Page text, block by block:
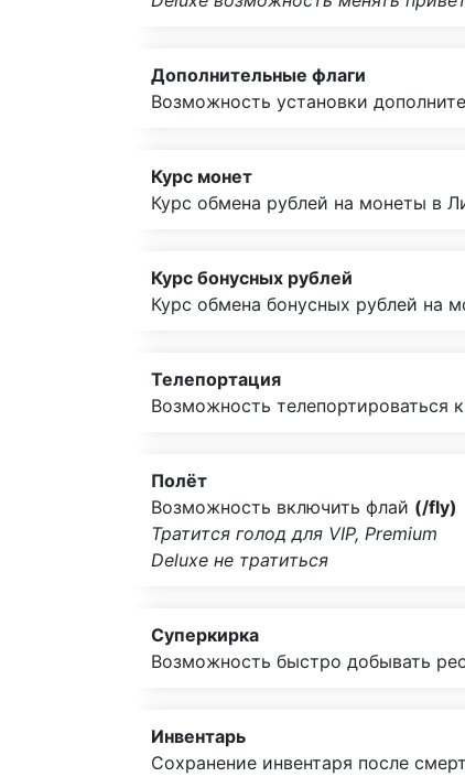
Дополнительные флаги
Возможность установки
Курс монет
Курс обмена рублей на монеты в
Курс бонусных рублей
Курс обмена бонусных рублей на
Телепортация
Возможность телепортироваться
Полёт
Возможность включить флай (/fly)
Тратится голод для VIP, Premium
Deluxe не тратиться
Суперкирка
Возможность быстро добывать
Инвентарь
Сохранение инвентаря после